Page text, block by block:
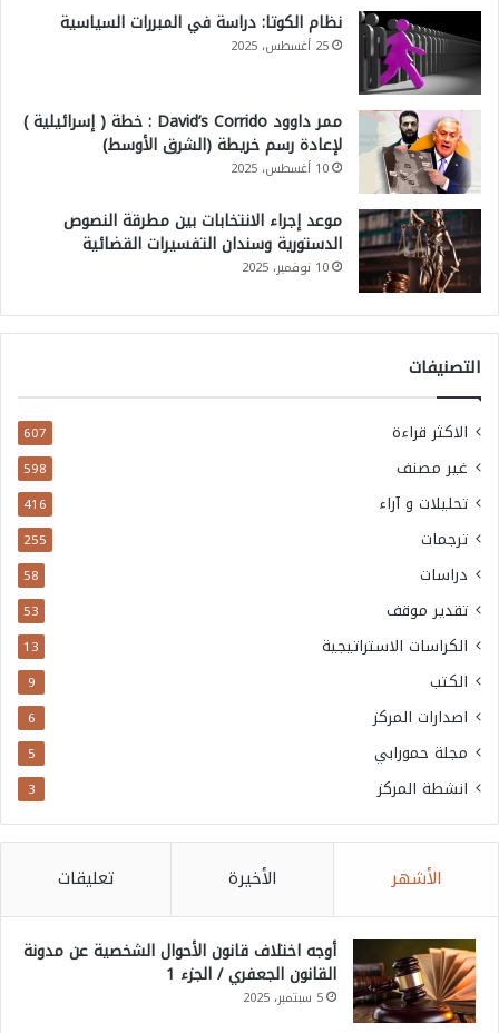
نظام الكوتا: دراسة في المبررات السياسية
25 أغسطس، 2025
ممر داوود David’s Corrido : خطة ( إسرائيلية )
لإعادة رسم خريطة (الشرق الأوسط)
10 أغسطس، 2025
موعد إجراء الانتخابات بين مطرقة النصوص
الدستورية وسندان التفسيرات القضائية
10 نوفمبر، 2025
التصنيفات
الاكثر قراءة 607
غير مصنف 598
تحليلات و آراء 416
ترجمات 255
دراسات 58
تقدير موقف 53
الكراسات الاستراتيجية 13
الكتب 9
اصدارات المركز 6
مجلة حمورابي 5
انشطة المركز 3
الأشهر الأخيرة تعليقات
أوجه اختلاف قانون الأحوال الشخصية عن مدونة
القانون الجعفري / الجزء 1
5 سبتمبر، 2025